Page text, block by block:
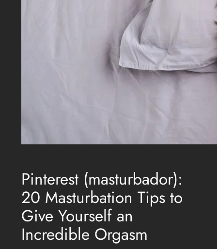
Pinterest (masturbador):
20 Masturbation Tips to
Give Yourself an
Incredible Orgasm